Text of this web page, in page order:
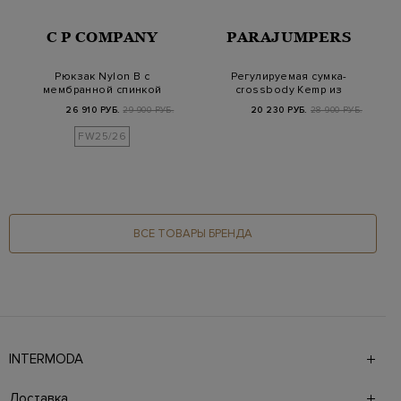
C P COMPANY
Рюкзак Nylon B с
мембранной спинкой
26 910 РУБ. 29 900 РУБ.
FW25/26
PARAJUMPERS
Регулируемая сумка-
crossbody Kemp из
20 230 РУБ. 28 900 РУБ.
ВСЕ ТОВАРЫ БРЕНДА
INTERMODA
брендов на 4 этажах в самом центре города. На сайте